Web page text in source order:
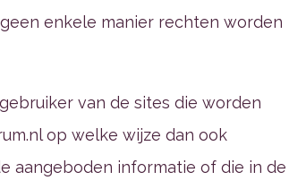
enkele manier rechten worden
van de sites die worden
op welke wijze dan ook
aangeboden informatie of die in